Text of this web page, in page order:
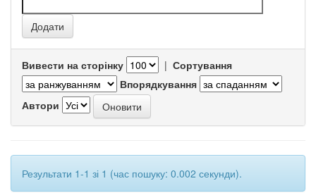
Вивести на сторінку | Сортування
Впорядкування
Автори
Результати 1-1 зі 1 (час пошуку: 0.002 секунди).